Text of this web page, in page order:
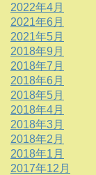
2022年4月
2021年6月
2021年5月
2018年9月
2018年7月
2018年6月
2018年5月
2018年4月
2018年3月
2018年2月
2018年1月
2017年12月